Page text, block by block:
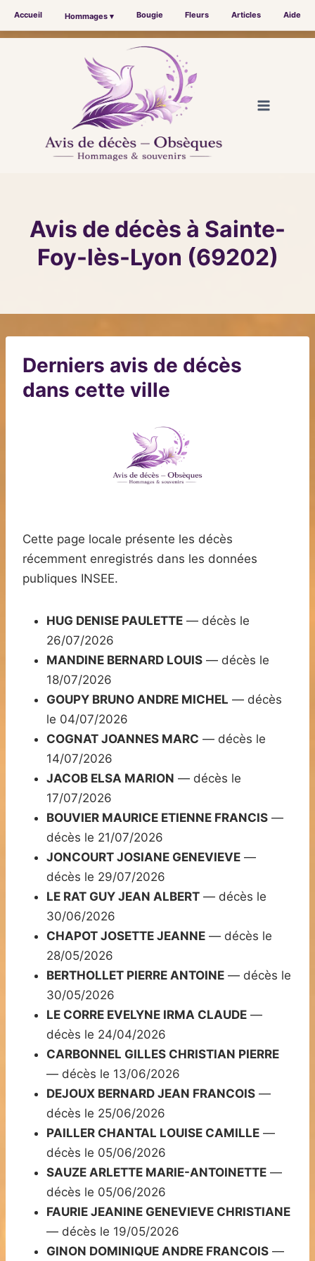
Accueil Hommages ▾ Bougie Fleurs Articles Aide
Avis de décès à Sainte-
Foy-lès-Lyon (69202)
Derniers avis de décès
dans cette ville
Cette page locale présente les décès
récemment enregistrés dans les données
publiques INSEE.
HUG DENISE PAULETTE — décès le
26/07/2026
MANDINE BERNARD LOUIS — décès le
18/07/2026
GOUPY BRUNO ANDRE MICHEL — décès
le 04/07/2026
COGNAT JOANNES MARC — décès le
14/07/2026
JACOB ELSA MARION — décès le
17/07/2026
BOUVIER MAURICE ETIENNE FRANCIS —
décès le 21/07/2026
JONCOURT JOSIANE GENEVIEVE —
décès le 29/07/2026
LE RAT GUY JEAN ALBERT — décès le
30/06/2026
CHAPOT JOSETTE JEANNE — décès le
28/05/2026
BERTHOLLET PIERRE ANTOINE — décès le
30/05/2026
LE CORRE EVELYNE IRMA CLAUDE —
décès le 24/04/2026
CARBONNEL GILLES CHRISTIAN PIERRE
— décès le 13/06/2026
DEJOUX BERNARD JEAN FRANCOIS —
décès le 25/06/2026
PAILLER CHANTAL LOUISE CAMILLE —
décès le 05/06/2026
SAUZE ARLETTE MARIE-ANTOINETTE —
décès le 05/06/2026
FAURIE JEANINE GENEVIEVE CHRISTIANE
— décès le 19/05/2026
GINON DOMINIQUE ANDRE FRANCOIS —